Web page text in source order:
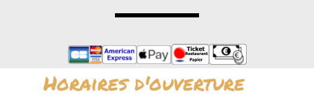
Horaires d'ouverture